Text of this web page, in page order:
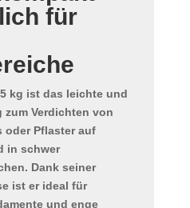
für
kg ist das leichte und
zum Verdichten von
oder Pflasterauf
in schwer
Dank seiner
ist er ideal für
und enge